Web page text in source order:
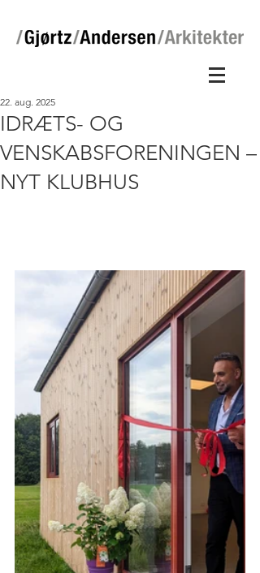
IDRÆTS- OG
VENSKABSFORENINGEN –
NYT KLUBHUS
22. aug. 2025